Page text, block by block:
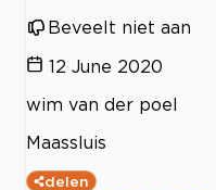
Beveelt niet aan
12 June 2020
wim van der poel
Maassluis
delen